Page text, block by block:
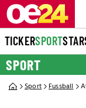
TICKERSPORT
SPORT
Sport Fussball